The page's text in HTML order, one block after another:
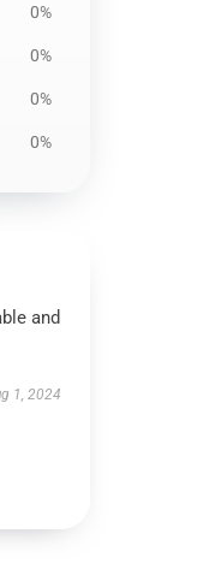
0%
0%
0%
0%
and
1, 2024